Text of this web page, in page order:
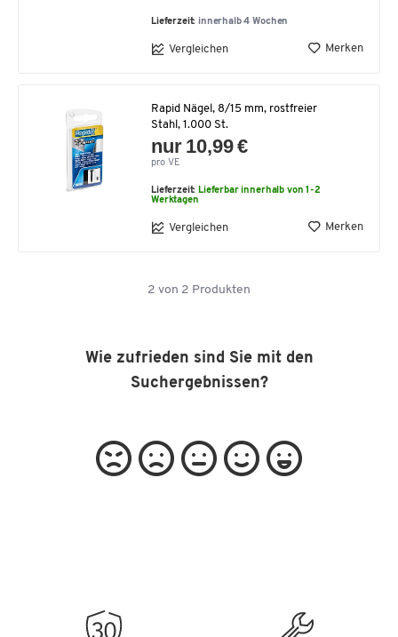
Lieferzeit: innerhalb 4 Wochen
Vergleichen Merken
Rapid Nägel, 8/15 mm, rostfreier
Stahl, 1.000 St.
nur 10,99 €
pro VE
Lieferzeit: Lieferbar innerhalb von 1-2
Werktagen
Vergleichen Merken
2 von 2 Produkten
Wie zufrieden sind Sie mit den
Suchergebnissen?